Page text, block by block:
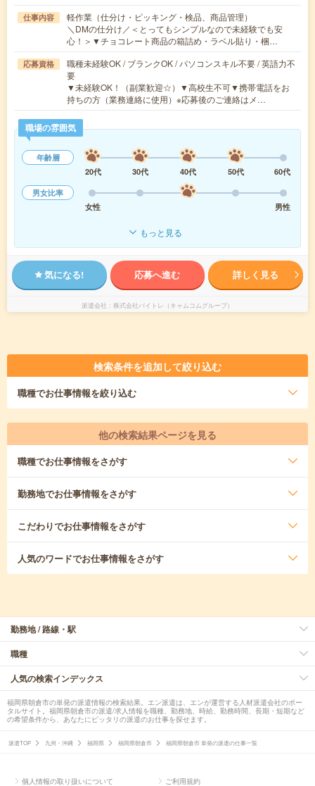
仕事内容
軽作業（仕分け・ピッキング・検品、商品管理）
＼DMの仕分け／＜とってもシンプルなので未経験でも安
心！＞▼チョコレート商品の箱詰め・ラベル貼り・梱…
応募資格
職種未経験OK / ブランクOK / パソコンスキル不要 / 英語力不
要
▼未経験OK！（副業歓迎☆）▼高校生不可▼携帯電話をお
持ちの方（業務連絡に使用）※応募後のご連絡はメ…
職場の雰囲気
年齢層
20代
30代 40代 50代
60代
男女比率
女性
男性
もっと見る
気になる! 応募へ進む 詳しく見る
派遣会社 株式会社バイトレ（キャムコムグループ）
検索条件を追加して絞り込む
職種でお仕事情報を絞り込む
他の検索結果ページを見る
職種でお仕事情報をさがす
勤務地でお仕事情報をさがす
こだわりでお仕事情報をさがす
人気のワードでお仕事情報をさがす
勤務地 / 路線・駅
職種
人気の検索インデックス
福岡県朝倉市の単発の派遣情報の検索結果。エン派遣は、エンが運営する人材派遣会社のポー
タルサイト。福岡県朝倉市の派遣/求人情報を職種、勤務地、時給、勤務時間、長期・短期など
の希望条件から、あなたにピッタリの派遣のお仕事を探せます。
派遣TOP 九州・沖縄 福岡県 福岡県朝倉市 福岡県朝倉市 単発の派遣の仕事一覧
個人情報の取り扱いについて ご利用規約